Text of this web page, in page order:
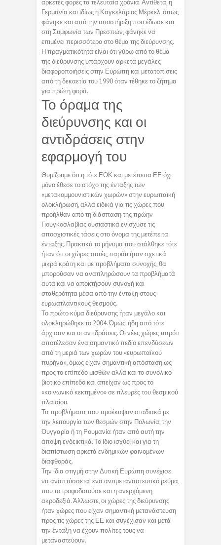
αρκετές φορές τα τελευταία χρόνια. Αντίθετα, η
Γερμανία και ιδίως η Καγκελάριος Μέρκελ, όπως
φάνηκε και από την υποστήριξη που έδωσε και
στη Συμφωνία των Πρεσπών, φάνηκε να
επιμένει περισσότερο στο θέμα της διεύρυνσης.
Η πραγματικότητα είναι ότι γύρω από το θέμα
της διεύρυνσης υπάρχουν αρκετά μεγάλες
διαφοροποιήσεις στην Ευρώπη και μετατοπίσεις
από τη δεκαετία του 1990 όταν τέθηκε το ζήτημα
για πρώτη φορά.
Το όραμα της
διεύρυνσης και οι
αντιδράσεις στην
εφαρμογή του
Θυμίζουμε ότι η τότε ΕΟΚ και μετέπειτα ΕΕ όχι
μόνο έθεσε το στόχο της ένταξης των
«μετακομμουνιστικών χωρών» στην ευρωπαϊκή
ολοκλήρωση, αλλά ειδικά για τις χώρες που
προήλθαν από τη διάσπαση της πρώην
Γιουγκοσλαβίας ουσιαστικά ενίσχυσε τις
αποσχιστικές τάσεις στο όνομα της μετέπειτα
ένταξης. Πρακτικά το μήνυμα που στάλθηκε τότε
ήταν ότι οι χώρες αυτές, παρότι ήταν σχετικά
μικρά κράτη και με προβλήματα συνοχής, θα
μπορούσαν να αναπληρώσουν τα προβλήματά
αυτά και να αποκτήσουν συνοχή και
σταθερότητα μέσα από την ένταξη στους
ευρωατλαντικούς θεσμούς.
Το πρώτο κύμα διεύρυνσης ήταν μεγάλο και
ολοκληρώθηκε το 2004. Όμως, ήδη από τότε
άρχισαν και οι αντιδράσεις. Οι νέες χώρες παρότι
αποτέλεσαν ένα σημαντικό πεδίο επενδύσεων
από τη μεριά των χωρών του «ευρωπαϊκού
πυρήνα», όμως είχαν σημαντική απόσταση ως
προς το επίπεδο μισθών αλλά και το συνολικό
βιοτικό επίπεδο και απείχαν ως προς το
«κοινωνικό κεκτημένο» σε πλευρές του θεσμικού
πλαισίου.
Τα προβλήματα που προέκυψαν σταδιακά με
την λειτουργία των θεσμών στην Πολωνία, την
Ουγγαρία ή τη Ρουμανία ήταν από αυτή την
άποψη ενδεικτικά. Το ίδιο ισχύει και για τη
διαπίστωση αρκετά ενδημικών φαινομένων
διαφθοράς.
Την ίδια στιγμή στην Δυτική Ευρώπη συνέχισε
να αναπτύσσεται ένα αντιμεταναστευτικό ρεύμα,
που το τροφοδοτούσε και η ανερχόμενη
ακροδεξιά. Άλλωστε, οι χώρες της διεύρυνσης
ήταν χώρες που είχαν σημαντική μετανάστευση
προς τις χώρες της ΕΕ και συνέχισαν και μετά
την ένταξη να έχουν πολίτες τους να
μεταναστεύουν.